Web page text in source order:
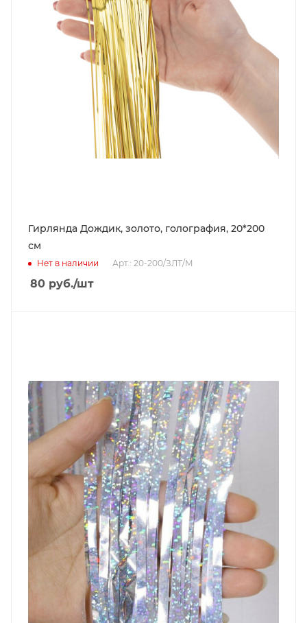
Гирлянда Дождик, золото, голография, 20*200
см
Нет в наличии Арт.: 20-200/ЗЛТ/М
80 руб./шт